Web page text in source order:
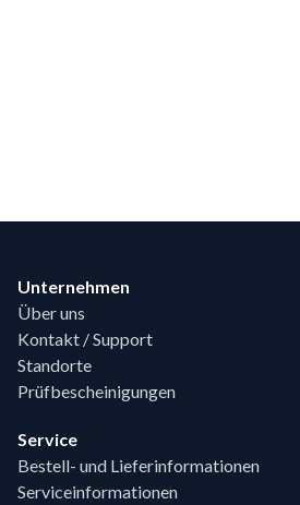
Unternehmen
Über uns
Kontakt / Support
Standorte
Prüfbescheinigungen
Service
Bestell- und Lieferinformationen
Serviceinformationen